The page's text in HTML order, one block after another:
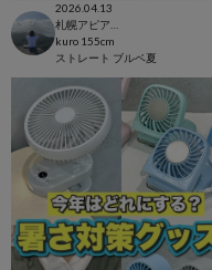
2026.04.13
kuro 155cm
ストレート ブルベ夏